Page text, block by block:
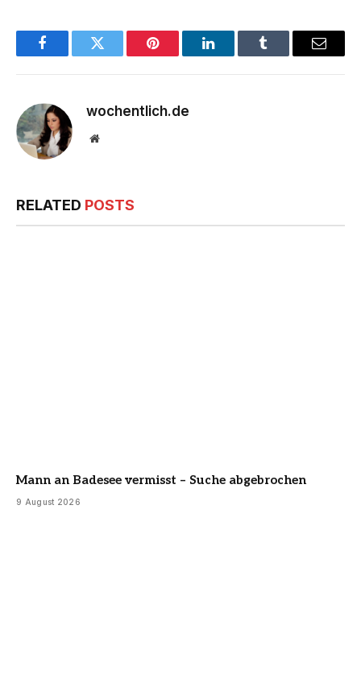
FacebookTwitter Pinterest LinkedInTumblr Email
wochentlich.de
Website
RELATED POSTS
Mann an Badesee vermisst – Suche abgebrochen
9 August 2026